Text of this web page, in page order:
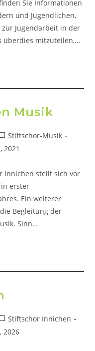
Sie Informationen
und Jugendlichen,
Jugendarbeit in der
überdies mitzuteilen,…
Musik
Stiftschor-Musik
2021
Innichen stellt sich vor
erster
Ein weiterer
Begleitung der
Sinn…
Stiftschor Innichen
2026